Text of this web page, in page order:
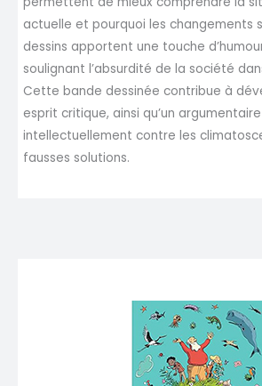
actuelle et pourquoi les changements
dessins apportent une touche
soulignant l’absurdité de la société
Cette bande dessinée contribue à
esprit critique, ainsi qu’un
intellectuellement contre les
fausses solutions.